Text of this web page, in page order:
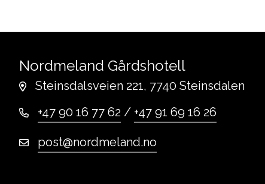
Nordmeland Gårdshotell
Steinsdalsveien 221, 7740 Steinsdalen
+47 90 16 77 62 / +47 91 69 16 26
post@nordmeland.no